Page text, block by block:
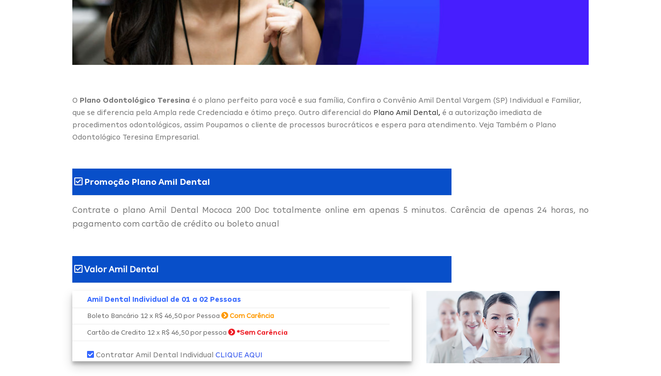
O Plano Odontológico Teresina é o plano perfeito para você e sua família, Confira o Convênio Amil Dental Vargem (SP) Individual e Familiar,
que se diferencia pela Ampla rede Credenciada e ótimo preço. Outro diferencial do Plano Amil Dental , é a autorização imediata de
procedimentos odontológicos, assim Poupamos o cliente de processos burocráticos e espera para atendimento. Veja Também o Plano
Odontológico Teresina Empresarial.
Promoção Plano Amil Dental
Contrate o plano Amil Dental Mococa 200 Doc totalmente online em apenas 5 minutos. Carência de apenas 24 horas, no
pagamento com cartão de crédito ou boleto anual
Valor Amil Dental
Amil Dental Individual de 01 a 02 Pessoas
Boleto Bancário 12 x R$ 46,50 por Pessoa Com Carência
Cartão de Credito 12 x R$ 46,50 por pessoa *Sem Carência
Contratar Amil Dental Individual CLIQUE AQUI